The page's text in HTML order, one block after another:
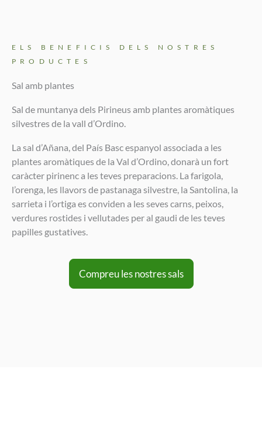
ELS BENEFICIS DELS NOSTRES
PRODUCTES
Sal amb plantes
Sal de muntanya dels Pirineus amb plantes aromàtiques
silvestres de la vall d’Ordino.
La sal d’Añana, del País Basc espanyol associada a les
plantes aromàtiques de la Val d’Ordino, donarà un fort
caràcter pirinenc a les teves preparacions. La farigola,
l’orenga, les llavors de pastanaga silvestre, la Santolina, la
sarrieta i l’ortiga es conviden a les seves carns, peixos,
verdures rostides i vellutades per al gaudi de les teves
papilles gustatives.
Compreu les nostres sals